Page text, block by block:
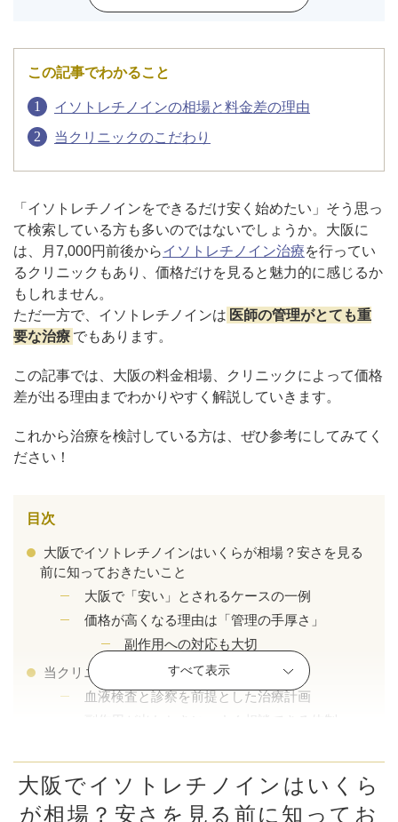
アクセス
西梅田から徒歩2分
アフターケア
よくあるご質問
美容ブログ
オンラインショップ
LINE予約 WEB予約
公式SNS
この記事でわかること
イソトレチノインの相場と料金差の理由
当クリニックのこだわり
「イソトレチノインをできるだけ安く始めたい」そう思っ
て検索している方も多いのではないでしょうか。大阪に
は、月7,000円前後からイソトレチノイン治療を行ってい
るクリニックもあり、価格だけを見ると魅力的に感じるか
もしれません。
ただ一方で、イソトレチノインは 医師の管理がとても重
要な治療 でもあります。
この記事では、大阪の料金相場、クリニックによって価格
差が出る理由までわかりやすく解説していきます。
これから治療を検討している方は、ぜひ参考にしてみてく
ださい！
目次
大阪でイソトレチノインはいくらが相場？安さを見る
前に知っておきたいこと
大阪で「安い」とされるケースの一例
価格が高くなる理由は「管理の手厚さ」
副作用への対応も大切
当クリニックのイソトレチノイン療法
血液検査と診察を前提とした治療計画
イソトレチノイン (ニキビ治療薬)の施術例
ポテンツァ・ イソトレチノイン（ニキビ治療
すべて表示
大阪でイソトレチノインはいくら
が相場？安さを見る前に知ってお